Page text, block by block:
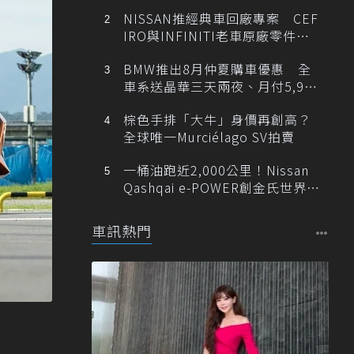
NISSAN推經典車回廠專案 CEF
IRO與INFINITI老車原廠零件最
BMW推出8月仲夏購車優惠 全
車系送晶華三天兩夜、月付5,900
棕色手排「大牛」身價再創高？
全球唯一Murciélago SV拍賣
一桶油跑近2,000公里！Nissan
Qashqai e-POWER創金氏世界紀
車訊熱門